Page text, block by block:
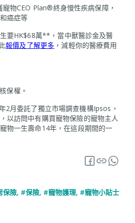
物CEO Plan®終身慢性疾病保障，
癌症等
要HK$68萬**，當中獸醫診金及醫
報價及了解更多 ，減輕你的醫療費用
保權。
月委託了獨立市場調查機構Ipsos，
以訪問中有購買寵物保險的寵物主人
物一生壽命14年，在這段期間的一
保險, #保險, #寵物護理, #寵物小貼士